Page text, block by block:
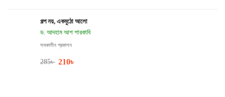
গল্প নয়, একমুঠো আলো
ড. আদহাম আশ শারকাবি
সমকালীন প্রকাশন
285৳ 210৳